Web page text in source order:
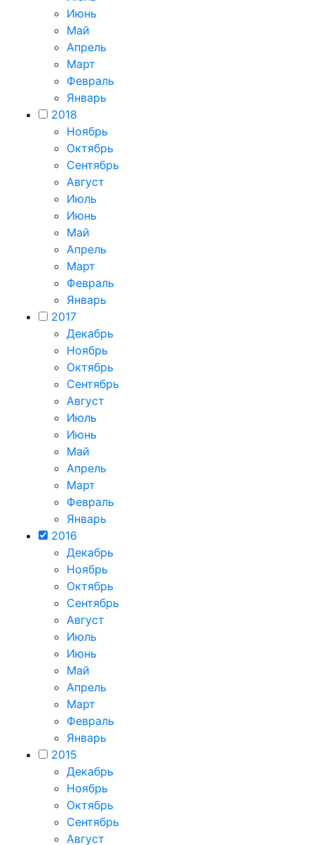
Июнь
Май
Апрель
Март
Февраль
Январь
2018
Ноябрь
Октябрь
Сентябрь
Август
Июль
Июнь
Май
Апрель
Март
Февраль
Январь
2017
Декабрь
Ноябрь
Октябрь
Сентябрь
Август
Июль
Июнь
Май
Апрель
Март
Февраль
Январь
2016
Декабрь
Ноябрь
Октябрь
Сентябрь
Август
Июль
Июнь
Май
Апрель
Март
Февраль
Январь
2015
Декабрь
Ноябрь
Октябрь
Сентябрь
Август